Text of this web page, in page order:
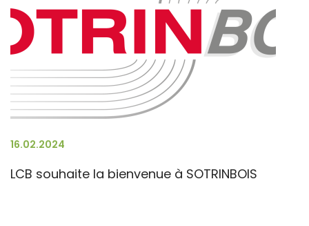
16.02.2024
LCB souhaite la bienvenue à SOTRINBOIS